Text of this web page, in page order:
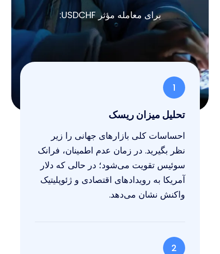
برای معامله مؤثر USDCHF:
1
تحلیل میزان ریسک
احساسات کلی بازارهای جهانی را زیر
نظر بگیرید. در زمان عدم اطمینان، فرانک
سوئیس تقویت می‌شود؛ در حالی که دلار
آمریکا به رویدادهای اقتصادی و ژئوپلیتیک
واکنش نشان می‌دهد.
2